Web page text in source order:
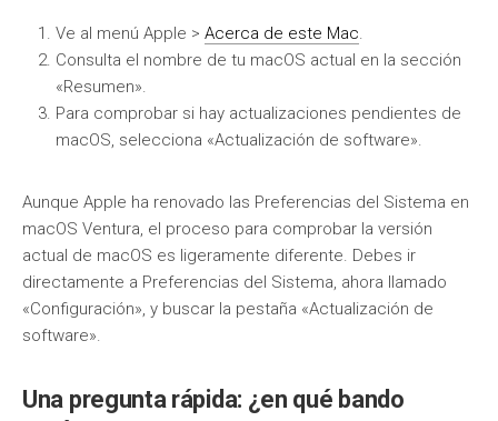
Ve al menú Apple > Acerca de este Mac.
Consulta el nombre de tu macOS actual en la sección
«Resumen».
Para comprobar si hay actualizaciones pendientes de
macOS, selecciona «Actualización de software».
Aunque Apple ha renovado las Preferencias del Sistema en
macOS Ventura, el proceso para comprobar la versión
actual de macOS es ligeramente diferente. Debes ir
directamente a Preferencias del Sistema, ahora llamado
«Configuración», y buscar la pestaña «Actualización de
software».
Una pregunta rápida: ¿en qué bando